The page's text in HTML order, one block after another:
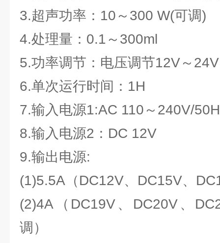
3.超声功率：10～300 W(可调)
4.处理量：0.1～300ml
5.功率调节：电压调节12V～24V
6.单次运行时间：1H
7.输入电源1:AC 110～240V/
8.输入电源2：DC 12V
9.输出电源:
(1)5.5A（DC12V、DC15V、
(2)4A（DC19V、DC20V、
调）